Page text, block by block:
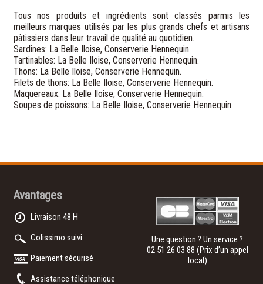
Tous nos produits et ingrédients sont classés parmis les
meilleurs marques utilisés par les plus grands chefs et artisans
pâtissiers dans leur travail de qualité au quotidien.
Sardines: La Belle Iloise, Conserverie Hennequin.
Tartinables: La Belle Iloise, Conserverie Hennequin.
Thons: La Belle Iloise, Conserverie Hennequin.
Filets de thons: La Belle Iloise, Conserverie Hennequin.
Maquereaux: La Belle Iloise, Conserverie Hennequin.
Soupes de poissons: La Belle Iloise, Conserverie Hennequin.
Avantages
Livraison 48 H
Colissimo suivi
Paiement sécurisé
Assistance téléphonique
Une question ? Un service ?
02 51 26 03 88 (Prix d’un appel
local)